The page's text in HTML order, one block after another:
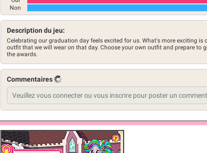
Non
Description du jeu:
Celebrating our graduation day feels excited for us. What's more exciting is
outfit that we will wear on that day. Choose your own outfit and prepare to
the awards.
Commentaires